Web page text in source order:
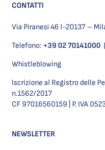
CONTATTI
Via Piranesi 46 I-20137 –
Telefono: +39 02 70141000
Whistleblowing
Iscrizione al Registro delle
n.1562/2017
CF 97016560159 | P. IVA
NEWSLETTER